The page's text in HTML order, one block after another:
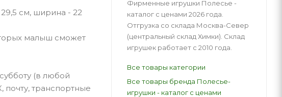
см, ширина - 22
малыш сможет
(в любой
транспортные
Фирменные игрушки Полесье -
каталог с ценами 2026 года.
Отгрузка со склада Москва-Север
(центральный склад Химки). Склад
игрушек работает с 2010 года.
Все товары категории
Все товары бренда Полесье-
игрушки - каталог с ценами